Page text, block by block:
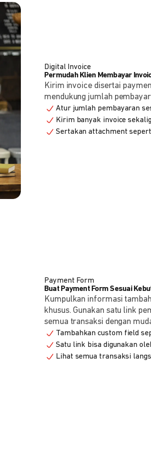
Digital Invoice
Permudah Klien Membayar
Kirim invoice disertai
mendukung jumlah
Atur jumlah pembayaran
Kirim banyak invoice
Sertakan attachment
Payment Form
Buat Payment Form Sesuai
Kumpulkan informasi
khusus. Gunakan satu link
semua transaksi dengan
Tambahkan custom field
Satu link bisa digunakan
Lihat semua transaksi